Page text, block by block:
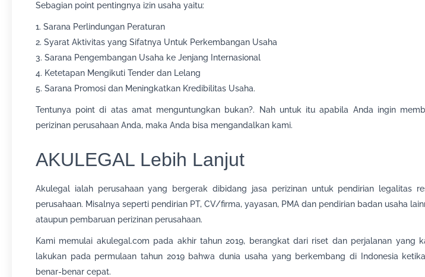
Sebagian point pentingnya izin usaha yaitu:
1. Sarana Perlindungan Peraturan
2. Syarat Aktivitas yang Sifatnya Untuk Perkembangan Usaha
3. Sarana Pengembangan Usaha ke Jenjang Internasional
4. Ketetapan Mengikuti Tender dan Lelang
5. Sarana Promosi dan Meningkatkan Kredibilitas Usaha.
Tentunya point di atas amat menguntungkan bukan?. Nah untuk itu apabila Anda ingin
perizinan perusahaan Anda, maka Anda bisa mengandalkan kami.
AKULEGAL Lebih Lanjut
Akulegal ialah perusahaan yang bergerak dibidang jasa perizinan untuk pendirian legalitas
perusahaan. Misalnya seperti pendirian PT, CV/firma, yayasan, PMA dan pendirian badan usaha
ataupun pembaruan perizinan perusahaan.
Kami memulai akulegal.com pada akhir tahun 2019, berangkat dari riset dan perjalanan yang
lakukan pada permulaan tahun 2019 bahwa dunia usaha yang berkembang di Indonesia
benar-benar cepat.